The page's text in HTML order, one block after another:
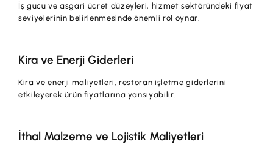
İş gücü ve asgari ücret düzeyleri, hizmet sektöründeki fiyat
seviyelerinin belirlenmesinde önemli rol oynar.
Kira ve Enerji Giderleri
Kira ve enerji maliyetleri, restoran işletme giderlerini
etkileyerek ürün fiyatlarına yansıyabilir.
İthal Malzeme ve Lojistik Maliyetleri